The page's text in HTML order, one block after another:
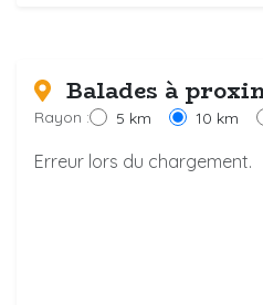
Balades à
Rayon : 5 km 10 km
Erreur lors du chargement.